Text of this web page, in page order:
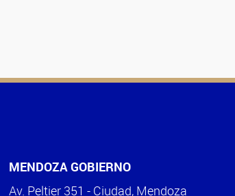
MENDOZA GOBIERNO
Av. Peltier 351 - Ciudad, Mendoza